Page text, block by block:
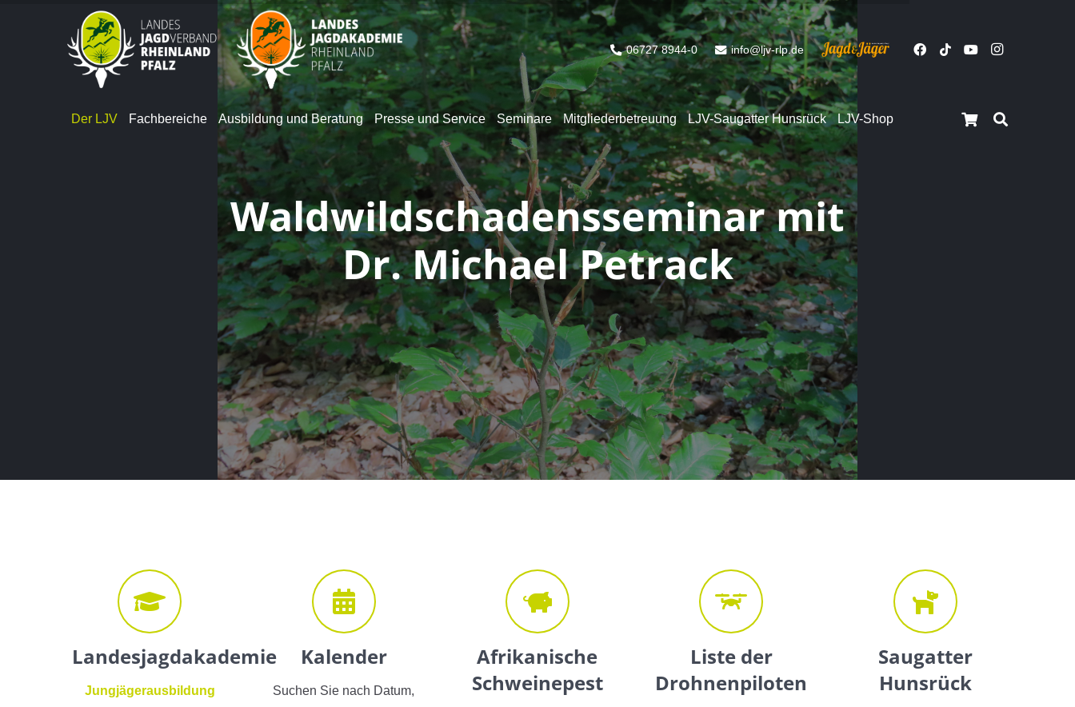
06727 8944-0 info@ljv-rlp.de
Der LJV Fachbereiche Ausbildung und Beratung Presse und Service Seminare Mitgliederbetreuung LJV-Saugatter Hunsrück LJV-Shop
Waldwildschadensseminar mit
Dr. Michael Petrack
Landesjagdakademie
Jungjägerausbildung
Kalender
Suchen Sie nach Datum,
Afrikanische
Schweinepest
Liste der
Drohnenpiloten
Saugatter
Hunsrück
Close